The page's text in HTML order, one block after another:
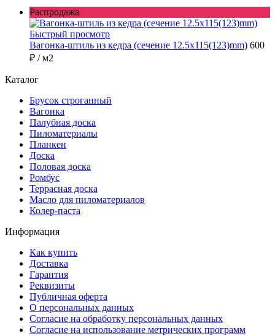
Распродажа
Быстрый просмотр
Вагонка-штиль из кедра (сечение 12.5x115(123)mm) 600
₽ / м2
Каталог
Брусок строганный
Вагонка
Палубная доска
Пиломатериалы
Планкен
Доска
Половая доска
Ромбус
Террасная доска
Масло для пиломатериалов
Колер-паста
Информация
Как купить
Доставка
Гарантия
Реквизиты
Публичная оферта
О персональных данных
Согласие на обработку персональных данных
Согласие на использование метрических программ